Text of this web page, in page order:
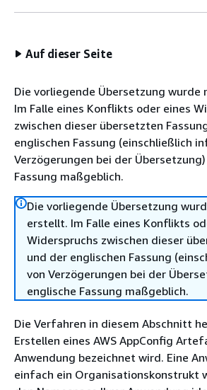
Auf dieser Seite
Die vorliegende Übersetzung wurde
Im Falle eines Konflikts oder eines
zwischen dieser übersetzten
englischen Fassung (einschließlich
Verzögerungen bei der
Fassung maßgeblich.
Die vorliegende Übersetzung
erstellt. Im Falle eines Konflikts
Widerspruchs zwischen dieser
und der englischen Fassung
von Verzögerungen bei der
englische Fassung maßgeblich.
Die Verfahren in diesem Abschnitt
Erstellen eines AWS AppConfig
Anwendung bezeichnet wird. Eine
einfach ein Organisationskonstrukt